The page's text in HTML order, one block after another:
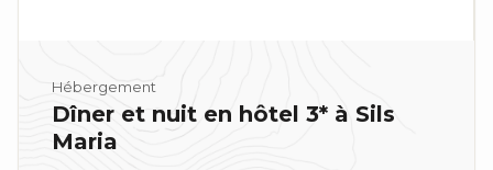
Hébergement
Dîner et nuit en hôtel 3* à Sils
Maria